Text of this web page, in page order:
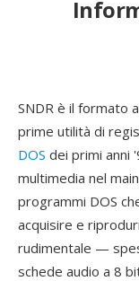
SNDR è il formato
prime utilità di
DOS dei primi anni
multimedia nel
programmi DOS
acquisire e
rudimentale —
schede audio a 8